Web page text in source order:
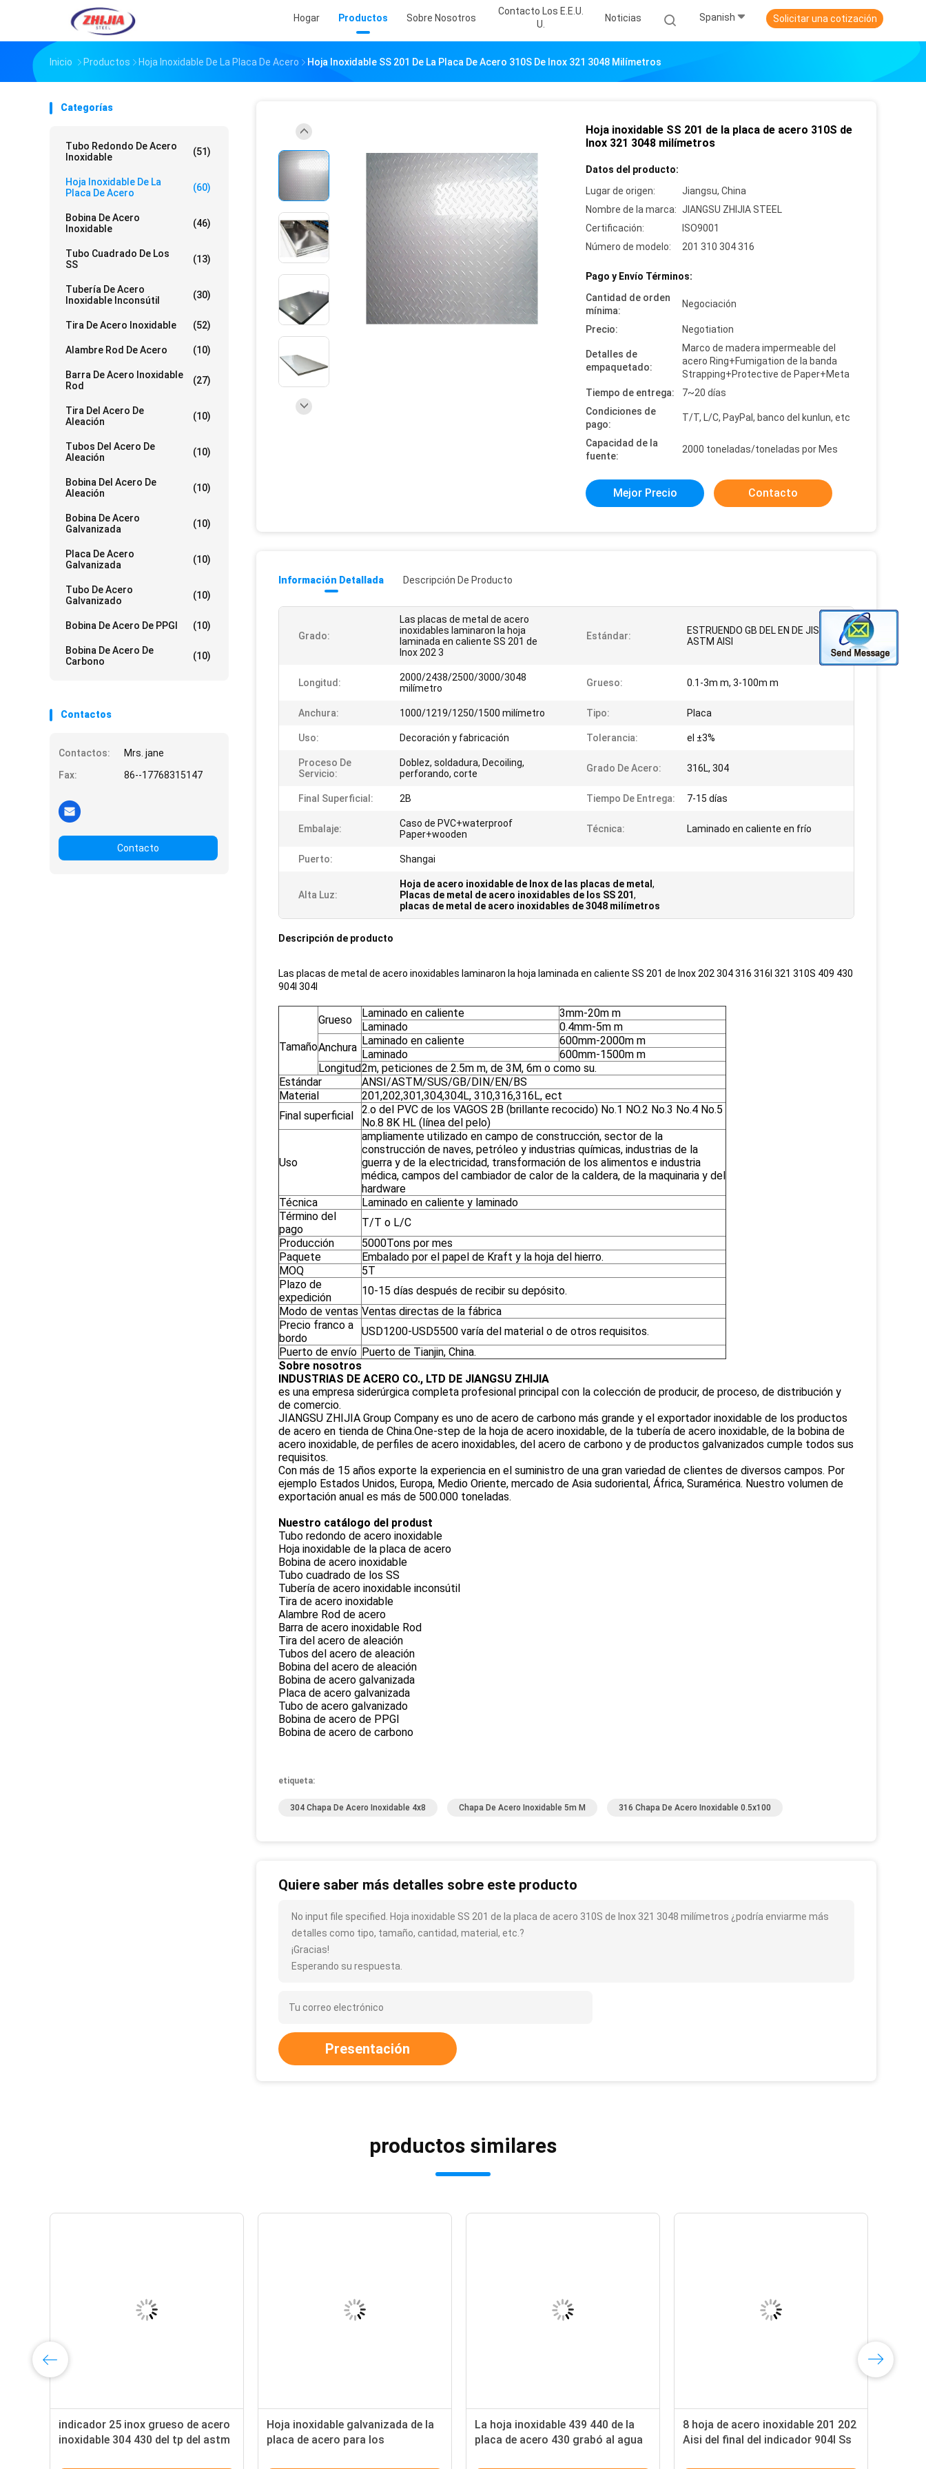
Hogar Productos Sobre Nosotros
Contacto Los E.E.U.
U.
Noticias Spanish Solicitar una cotización
Inicio Productos Hoja Inoxidable De La Placa De Acero Hoja Inoxidable SS 201 De La Placa De Acero 310S De Inox 321 3048 Milímetros
Categorías
Tubo Redondo De Acero
Inoxidable
(51)
Hoja Inoxidable De La
Placa De Acero
(60)
Bobina De Acero
Inoxidable
(46)
Tubo Cuadrado De Los
SS
(13)
Tubería De Acero
Inoxidable Inconsútil
(30)
Tira De Acero Inoxidable (52)
Alambre Rod De Acero (10)
Barra De Acero Inoxidable
Rod
(27)
Tira Del Acero De
Aleación
(10)
Tubos Del Acero De
Aleación
(10)
Bobina Del Acero De
Aleación
(10)
Bobina De Acero
Galvanizada
(10)
Placa De Acero
Galvanizada
(10)
Tubo De Acero
Galvanizado
(10)
Bobina De Acero De PPGI (10)
Bobina De Acero De
Carbono
(10)
Contactos
Contactos:
Mrs. jane
Fax:
86--17768315147
Contacto
Hoja inoxidable SS 201 de la placa de acero 310S de
Inox 321 3048 milímetros
Datos del producto:
Lugar de origen:
Jiangsu, China
Nombre de la marca: JIANGSU ZHIJIA STEEL
Certificación:
ISO9001
Número de modelo:
201 310 304 316
Pago y Envío Términos:
Cantidad de orden
mínima:
Negociación
Precio: Negotiation
Detalles de
empaquetado:
Marco de madera impermeable del
acero Ring+Fumigation de la banda
Strapping+Protective de Paper+Meta
Tiempo de entrega:
7~20 días
Condiciones de
pago:
T/T, L/C, PayPal, banco del kunlun, etc
Capacidad de la
fuente:
2000 toneladas/toneladas por Mes
Mejor Precio Contacto
Información Detallada Descripción De Producto
Grado:
Las placas de metal de acero
inoxidables laminaron la hoja
laminada en caliente SS 201 de
Inox 202 3
Estándar:
ESTRUENDO GB DEL EN DE JIS
ASTM AISI
Longitud:
2000/2438/2500/3000/3048
milímetro
Grueso: 0.1-3m m, 3-100m m
Anchura: 1000/1219/1250/1500 milímetro Tipo: Placa
Uso: Decoración y fabricación Tolerancia: el ±3%
Proceso De
Servicio:
Doblez, soldadura, Decoiling,
perforando, corte
Grado De Acero: 316L, 304
Final Superficial: 2B Tiempo De Entrega: 7-15 días
Embalaje:
Caso de PVC+waterproof
Paper+wooden
Técnica: Laminado en caliente en frío
Puerto: Shangai
Alta Luz:
Hoja de acero inoxidable de Inox de las placas de metal ,
Placas de metal de acero inoxidables de los SS 201,
placas de metal de acero inoxidables de 3048 milímetros
Descripción de producto
Las placas de metal de acero inoxidables laminaron la hoja laminada en caliente SS 201 de Inox 202 304 316 316l 321 310S 409 430
904l 304l
Tamaño
Grueso
Laminado en caliente
3mm-20m m
Laminado
0.4mm-5m m
Anchura
Laminado en caliente
600mm-2000m m
Laminado
600mm-1500m m
Longitud2m, peticiones de 2.5m m, de 3M, 6m o como su.
Estándar
ANSI/ASTM/SUS/GB/DIN/EN/BS
Material
201,202,301,304,304L, 310,316,316L, ect
Final superficial
2.o del PVC de los VAGOS 2B (brillante recocido) No.1 NO.2 No.3 No.4 No.5
No.8 8K HL (línea del pelo)
Uso
ampliamente utilizado en campo de construcción, sector de la
construcción de naves, petróleo y industrias químicas, industrias de la
guerra y de la electricidad, transformación de los alimentos e industria
médica, campos del cambiador de calor de la caldera, de la maquinaria y del
hardware
Técnica
Laminado en caliente y laminado
Término del
pago
T/T o L/C
Producción
5000Tons por mes
Paquete
Embalado por el papel de Kraft y la hoja del hierro.
MOQ
5T
Plazo de
expedición
10-15 días después de recibir su depósito.
Modo de ventas Ventas directas de la fábrica
Precio franco a
bordo
USD1200-USD5500 varía del material o de otros requisitos.
Puerto de envío Puerto de Tianjin, China.
Sobre nosotros
INDUSTRIAS DE ACERO CO., LTD DE JIANGSU ZHIJIA
es una empresa siderúrgica completa profesional principal con la colección de producir, de proceso, de distribución y
de comercio.
JIANGSU ZHIJIA Group Company es uno de acero de carbono más grande y el exportador inoxidable de los productos
de acero en tienda de China.One-step de la hoja de acero inoxidable, de la tubería de acero inoxidable, de la bobina de
acero inoxidable, de perfiles de acero inoxidables, del acero de carbono y de productos galvanizados cumple todos sus
requisitos.
Con más de 15 años exporte la experiencia en el suministro de una gran variedad de clientes de diversos campos. Por
ejemplo Estados Unidos, Europa, Medio Oriente, mercado de Asia sudoriental, África, Suramérica. Nuestro volumen de
exportación anual es más de 500.000 toneladas.
Nuestro catálogo del produst
Tubo redondo de acero inoxidable
Hoja inoxidable de la placa de acero
Bobina de acero inoxidable
Tubo cuadrado de los SS
Tubería de acero inoxidable inconsútil
Tira de acero inoxidable
Alambre Rod de acero
Barra de acero inoxidable Rod
Tira del acero de aleación
Tubos del acero de aleación
Bobina del acero de aleación
Bobina de acero galvanizada
Placa de acero galvanizada
Tubo de acero galvanizado
Bobina de acero de PPGI
Bobina de acero de carbono
etiqueta:
304 Chapa De Acero Inoxidable 4x8 Chapa De Acero Inoxidable 5m M 316 Chapa De Acero Inoxidable 0.5x100
Quiere saber más detalles sobre este producto
No input file specified. Hoja inoxidable SS 201 de la placa de acero 310S de Inox 321 3048 milímetros ¿podría enviarme más
detalles como tipo, tamaño, cantidad, material, etc.?
¡Gracias!
Esperando su respuesta.
Presentación
productos similares
indicador 25 inox grueso de acero
inoxidable 304 430 del tp del astm
Hoja inoxidable galvanizada de la
placa de acero para los
La hoja inoxidable 439 440 de la
placa de acero 430 grabó al agua
8 hoja de acero inoxidable 201 202
Aisi del final del indicador 904l Ss